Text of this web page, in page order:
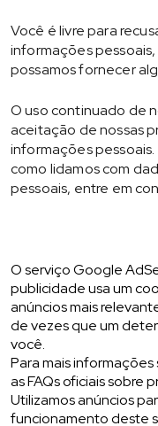
Você é livre para
informações
possamos fornecer
O uso continuado de
aceitação de nossas
informações
como lidamos com
pessoais, entre em
O serviço Google
publicidade usa um
anúncios mais
de vezes que um
você.
Para mais
as FAQs oficiais sobre
Utilizamos anúncios
funcionamento deste